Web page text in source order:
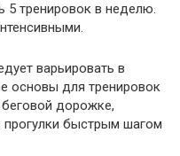
5 тренировок в неделю.
варьировать в
основы для тренировок
дорожке,
прогулки быстрым шагом